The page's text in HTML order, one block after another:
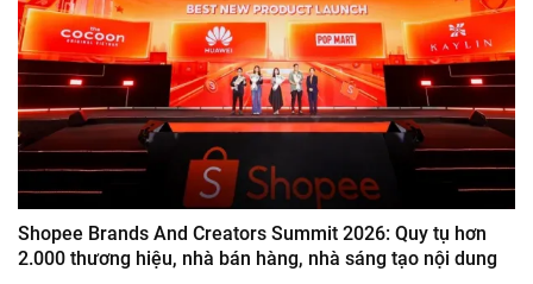
Shopee Brands And Creators Summit 2026: Quy tụ hơn
2.000 thương hiệu, nhà bán hàng, nhà sáng tạo nội dung